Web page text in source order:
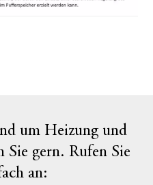
um Heizung und
Sie gern. Rufen Sie
an: